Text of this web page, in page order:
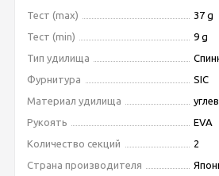
Тест (max)
37 g
Тест (min)
9 g
Тип удилища
Фурнитура
SIC
Материал удилища
Рукоять
EVA
Количество секций
2
Страна производителя